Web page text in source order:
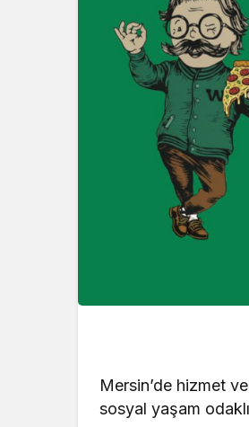
Mersin’de hizmet
sosyal yaşam